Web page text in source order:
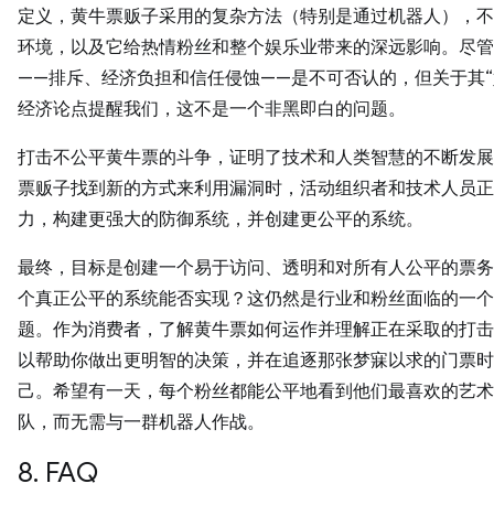
定义，黄牛票贩子采用的复杂方法（特别是通过机器人），
环境，以及它给热情粉丝和整个娱乐业带来的深远影响。尽
——排斥、经济负担和信任侵蚀——是不可否认的，但关于其“
经济论点提醒我们，这不是一个非黑即白的问题。
打击不公平黄牛票的斗争，证明了技术和人类智慧的不断发
票贩子找到新的方式来利用漏洞时，活动组织者和技术人员
力，构建更强大的防御系统，并创建更公平的系统。
最终，目标是创建一个易于访问、透明和对所有人公平的票
个真正公平的系统能否实现？这仍然是行业和粉丝面临的一
题。作为消费者，了解黄牛票如何运作并理解正在采取的打
以帮助你做出更明智的决策，并在追逐那张梦寐以求的门票
己。希望有一天，每个粉丝都能公平地看到他们最喜欢的艺
队，而无需与一群机器人作战。
8. FAQ